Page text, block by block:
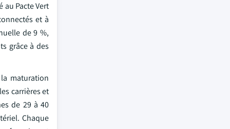
au Pacte Vert
et à
de 9 %,
grâce à des
maturation
carrières et
de 29 à 40
Chaque